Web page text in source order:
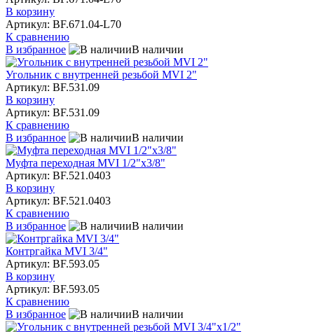
В корзину
Артикул: BF.671.04-L70
К сравнению
В избранное
В наличии
Угольник с внутренней резьбой MVI 2"
Артикул: BF.531.09
В корзину
Артикул: BF.531.09
К сравнению
В избранное
В наличии
Муфта переходная MVI 1/2"х3/8"
Артикул: BF.521.0403
В корзину
Артикул: BF.521.0403
К сравнению
В избранное
В наличии
Контргайка MVI 3/4"
Артикул: BF.593.05
В корзину
Артикул: BF.593.05
К сравнению
В избранное
В наличии